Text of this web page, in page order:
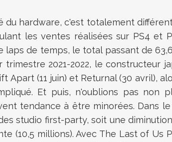
du hardware, c'est totalement
les ventes réalisées sur PS4 et
laps de temps, le total passant de
2021-2022, le constructeur
Apart (11 juin) et Returnal (30 avril),
Et puis, n'oublions pas non
tendance à être minorées. Dans
studio first-party, soit une
(10,5 millions). Avec The Last of Us